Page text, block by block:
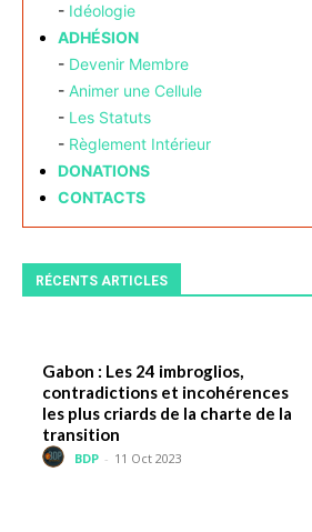
- Idéologie
ADHÉSION
- Devenir Membre
- Animer une Cellule
- Les Statuts
- Règlement Intérieur
DONATIONS
CONTACTS
RÉCENTS ARTICLES
Gabon : Les 24 imbroglios,
contradictions et incohérences
les plus criards de la charte de la
transition
BDP - 11 Oct 2023